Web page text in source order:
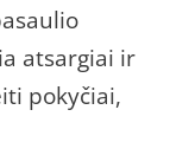
atsargiai ir
pokyčiai,